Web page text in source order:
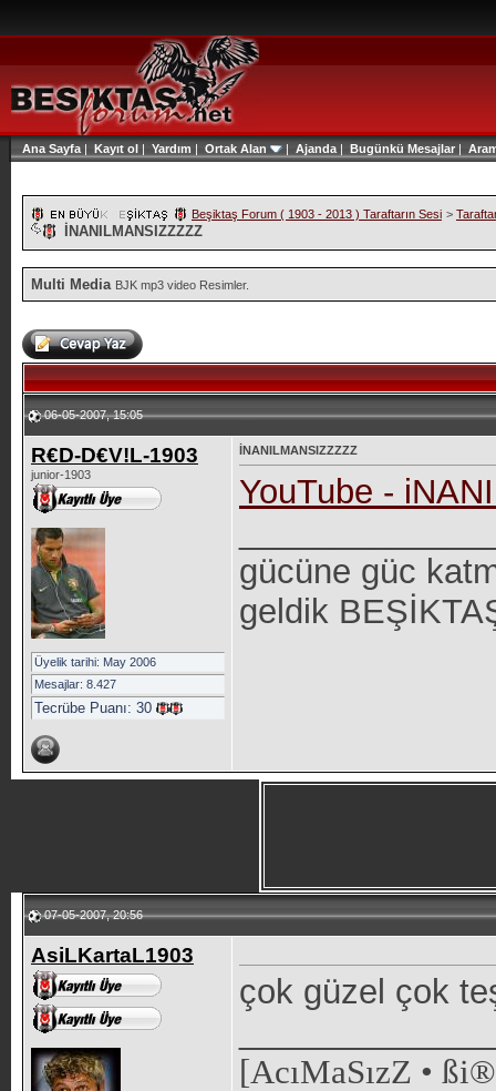
Ana Sayfa | Kayıt ol | Yardım | Ortak Alan | Ajanda | Bugünkü Mesajlar|
Beşiktaş Forum ( 1903 - 2013 ) Taraftarın Sesi >
İNANILMANSIZZZZZ
Multi Media BJK mp3 video Resimler.
06-05-2007, 15:05
R€D-D€V!L-1903
junior-1903
Üyelik tarihi: May 2006
Mesajlar: 8.427
Tecrübe Puanı: 30
İNANILMANSIZZZZZ
YouTube -
gücüne güc
geldik
07-05-2007, 20:56
AsiLKartaL1903
çok güzel çok
[AcıMaSızZ •